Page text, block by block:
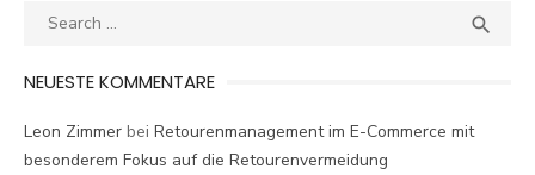
Search

NEUESTE KOMMENTARE
Leon Zimmer bei Retourenmanagement im E-Commerce mit
besonderem Fokus auf die Retourenvermeidung